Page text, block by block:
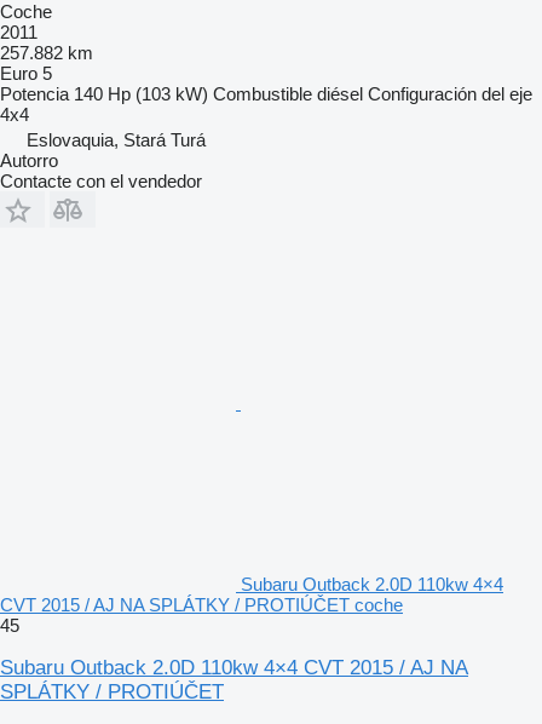
Coche
2011
257.882 km
Euro 5
Potencia 140 Hp (103 kW) Combustible diésel Configuración del eje
4x4
Eslovaquia, Stará Turá
Autorro
Contacte con el vendedor
Subaru Outback 2.0D 110kw 4×4
CVT 2015 / AJ NA SPLÁTKY / PROTIÚČET coche
45
Subaru Outback 2.0D 110kw 4×4 CVT 2015 / AJ NA
SPLÁTKY / PROTIÚČET